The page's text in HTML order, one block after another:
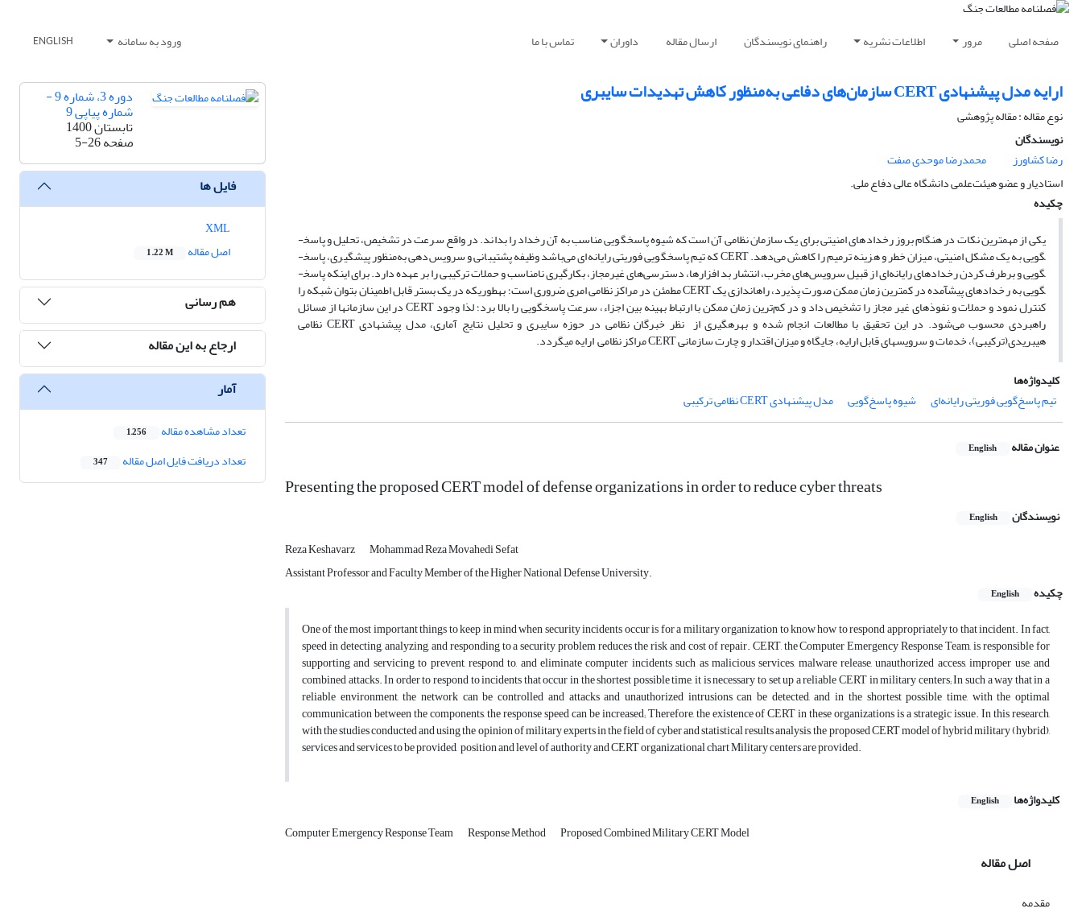
صفحه اصلی مرور اطلاعات نشریه راهنمای نویسندگان ارسال مقاله داوران تماس با ما ورود به سامانه ENGLISH
ارایه مدل‌ پیشنهادی CERT سازمان‌های دفاعی به‌منظور کاهش تهدیدات سایبری
نوع مقاله : مقاله پژوهشی
نویسندگان
رضا کشاورز
محمدرضا موحدی صفت
استادیار و عضو هیئت‌علمی دانشگاه عالی دفاع ملی.
چکیده
یکی از مهمترین نکات در هنگام بروز رخدادهای امنیتی برای یک سازمان نظامی آن است که شیوه پاسخ­گویی مناسب به آن رخداد را بداند. در واقع سرعت در تشخیص، تحلیل و پاسخ­
گویی به یک مشکل امنیتی، میزان خطر و هزینه ترمیم را کاهش می‌دهد. CERT که تیم پاسخ­گویی فوریتی رایانه‌ای می‌باشد وظیفه پشتیبانی و سرویس‌دهی به‌منظور پیش­گیری، پاسخ­
گویی و برطرف کردن رخدادهای رایانه‌ای از قبیل سرویس‌های مخرب، انتشار بد افزارها، دسترسی‌های غیرمجاز، بکارگیری نامناسب و حملات ترکیبی را بر عهده دارد. برای اینکه پاسخ­
گویی به رخدادهای پیش­آمده در کمترین زمان ممکن صورت پذیرد، راه­اندازی یک CERT مطمئن در مراکز نظامی امری ضروری است؛ به­طوری­که در یک بستر قابل اطمینان بتوان شبکه را
کنترل نمود و حملات و نفوذهای غیر مجاز را تشخیص داد و در کم‌ترین زمان ممکن با ارتباط بهینه بین اجزاء، سرعت پاسخ­گویی را بالا برد؛ لذا وجود CERT در این سازمان­ها از مسائل
راهبردی محسوب می‌شود. در این تحقیق با مطالعات انجام شده و بهره­گیری از نظر خبرگان نظامی در حوزه سایبری و تحلیل نتایج آماری، مدل پیشنهادی­ CERT نظامی
هیبریدی(ترکیبی)، خدمات و سرویس­های قابل ارایه،‌ جایگاه و میزان اقتدار و چارت سازمانی CERT مراکز نظامی ارایه می‏گردد.
کلیدواژه‌ها
تیم پاسخ‌گویی فوریتی رایانه‌ای
شیوه پاسخ‌گویی مدل پیشنهادی‌ CERT نظامی ترکیبی
عنوان مقاله English
Presenting the proposed CERT model of defense organizations in order to reduce cyber threats
نویسندگان English
Reza Keshavarz
Mohammad Reza Movahedi Sefat
Assistant Professor and Faculty Member of the Higher National Defense University.
چکیده
English
One of the most important things to keep in mind when security incidents occur is for a military organization to know how to respond appropriately to that incident. In fact,
speed in detecting, analyzing, and responding to a security problem reduces the risk and cost of repair. CERT, the Computer Emergency Response Team, is responsible for
supporting and servicing to prevent, respond to, and eliminate computer incidents such as malicious services, malware release, unauthorized access, improper use, and
combined attacks. In order to respond to incidents that occur in the shortest possible time, it is necessary to set up a reliable CERT in military centers; In such a way that in a
reliable environment, the network can be controlled and attacks and unauthorized intrusions can be detected, and in the shortest possible time, with the optimal
communication between the components, the response speed can be increased; Therefore, the existence of CERT in these organizations is a strategic issue. In this research,
with the studies conducted and using the opinion of military experts in the field of cyber and statistical results analysis, the proposed CERT model of hybrid military (hybrid),
services and services to be provided, ‌ position and level of authority and CERT organizational chart Military centers are provided.
کلیدواژه‌ها English
Computer Emergency Response Team Response Method Proposed Combined Military CERT Model
اصل مقاله
مقدمه
دوره 3، شماره 9 -
شماره پیاپی 9
تابستان 1400
صفحه5-26
فایل ها
اصل مقاله
1.22 M
هم رسانی
ارجاع به این مقاله
آمار
تعداد مشاهده مقاله 1,256
تعداد دریافت فایل اصل مقاله 347